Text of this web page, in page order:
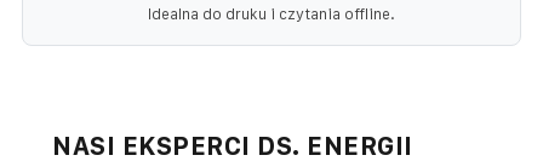
Idealna do druku i czytania offline.
NASI EKSPERCI DS. ENERGII